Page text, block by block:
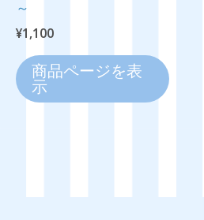
～
¥1,100
商品ページを表
示